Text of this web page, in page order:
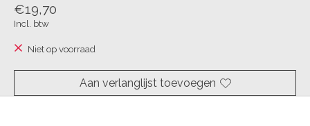
€19,70
Incl. btw
Niet op voorraad
Aan verlanglijst toevoegen